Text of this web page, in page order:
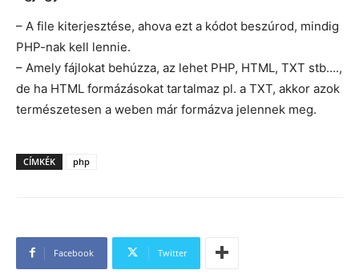
– A file kiterjesztése, ahova ezt a kódot beszúrod, mindig
PHP-nak kell lennie.
– Amely fájlokat behúzza, az lehet PHP, HTML, TXT stb….,
de ha HTML formázásokat tartalmaz pl. a TXT, akkor azok
természetesen a weben már formázva jelennek meg.
CÍMKÉK php
Facebook Twitter